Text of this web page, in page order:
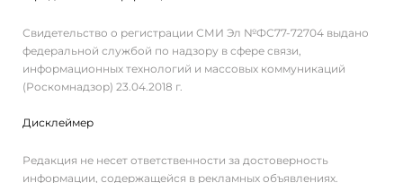
Свидетельство о регистрации СМИ Эл №ФС77-72704 выдано
федеральной службой по надзору в сфере связи,
информационных технологий и массовых коммуникаций
(Роскомнадзор) 23.04.2018 г.
Дисклеймер
Редакция не несет ответственности за достоверность
информации, содержащейся в рекламных объявлениях.